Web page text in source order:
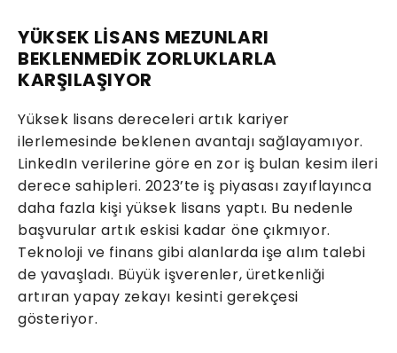
YÜKSEK LİSANS MEZUNLARI
BEKLENMEDİK ZORLUKLARLA
KARŞILAŞIYOR
Yüksek lisans dereceleri artık kariyer
ilerlemesinde beklenen avantajı sağlayamıyor.
LinkedIn verilerine göre en zor iş bulan kesim ileri
derece sahipleri. 2023’te iş piyasası zayıflayınca
daha fazla kişi yüksek lisans yaptı. Bu nedenle
başvurular artık eskisi kadar öne çıkmıyor.
Teknoloji ve finans gibi alanlarda işe alım talebi
de yavaşladı. Büyük işverenler, üretkenliği
artıran yapay zekayı kesinti gerekçesi
gösteriyor.